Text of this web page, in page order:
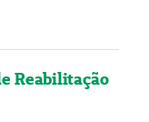
Reabilitação